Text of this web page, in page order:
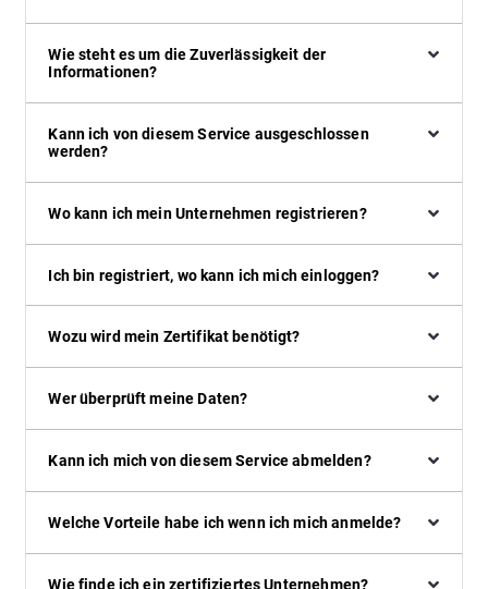
Wie steht es um die Zuverlässigkeit der
Informationen?
Kann ich von diesem Service ausgeschlossen
werden?
Wo kann ich mein Unternehmen registrieren?
Ich bin registriert, wo kann ich mich einloggen?
Wozu wird mein Zertifikat benötigt?
Wer überprüft meine Daten?
Kann ich mich von diesem Service abmelden?
Welche Vorteile habe ich wenn ich mich anmelde?
Wie finde ich ein zertifiziertes Unternehmen?